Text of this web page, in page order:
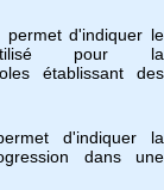
permet d'indiquer le
pour la
établissant des
d'indiquer la
dans une